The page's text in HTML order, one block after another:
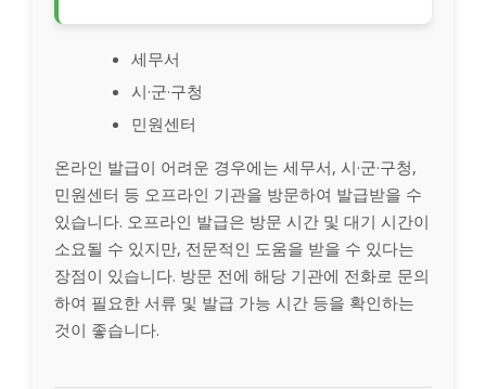
세무서
시·군·구청
민원센터
온라인 발급이 어려운 경우에는 세무서, 시·군·구청,
민원센터 등 오프라인 기관을 방문하여 발급받을 수
있습니다. 오프라인 발급은 방문 시간 및 대기 시간이
소요될 수 있지만, 전문적인 도움을 받을 수 있다는
장점이 있습니다. 방문 전에 해당 기관에 전화로 문의
하여 필요한 서류 및 발급 가능 시간 등을 확인하는
것이 좋습니다.